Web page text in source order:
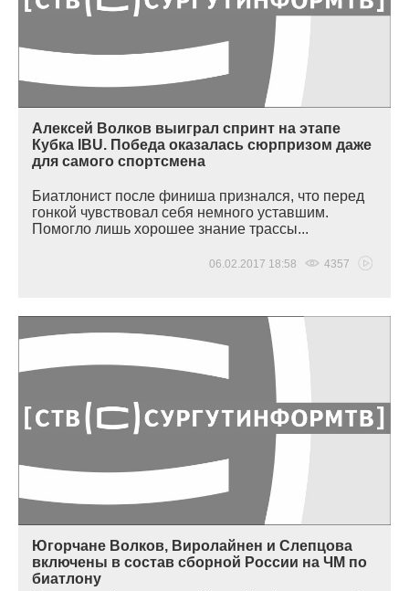
Алексей Волков выиграл спринт на этапе
Кубка IBU. Победа оказалась сюрпризом даже
для самого спортсмена
Биатлонист после финиша признался, что перед
гонкой чувствовал себя немного уставшим.
Помогло лишь хорошее знание трассы...
06.02.2017 18:58 4357
Югорчане Волков, Виролайнен и Слепцова
включены в состав сборной России на ЧМ по
биатлону